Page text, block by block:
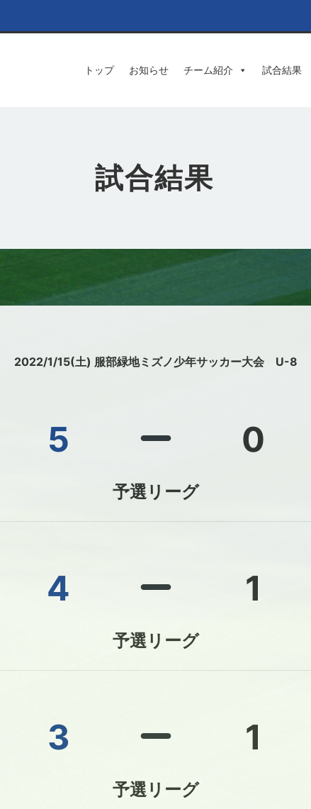
トップ お知らせ チーム紹介 試合結果
試合結果
2022/1/15(土) 服部緑地ミズノ少年サッカー大会 U-8
5 0
予選リーグ
4 1
予選リーグ
3 1
予選リーグ